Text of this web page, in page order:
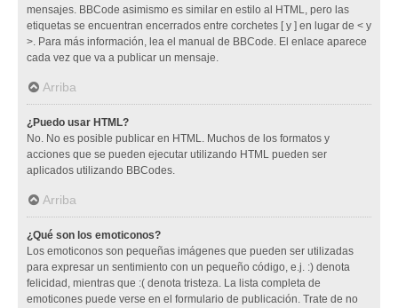
mensajes. BBCode asimismo es similar en estilo al HTML, pero las
etiquetas se encuentran encerrados entre corchetes [ y ] en lugar de < y
>. Para más información, lea el manual de BBCode. El enlace aparece
cada vez que va a publicar un mensaje.
Arriba
¿Puedo usar HTML?
No. No es posible publicar en HTML. Muchos de los formatos y
acciones que se pueden ejecutar utilizando HTML pueden ser
aplicados utilizando BBCodes.
Arriba
¿Qué son los emoticonos?
Los emoticonos son pequeñas imágenes que pueden ser utilizadas
para expresar un sentimiento con un pequeño código, e.j. :) denota
felicidad, mientras que :( denota tristeza. La lista completa de
emoticones puede verse en el formulario de publicación. Trate de no